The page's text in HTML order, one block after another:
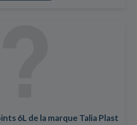
6L de la marque Talia Plast